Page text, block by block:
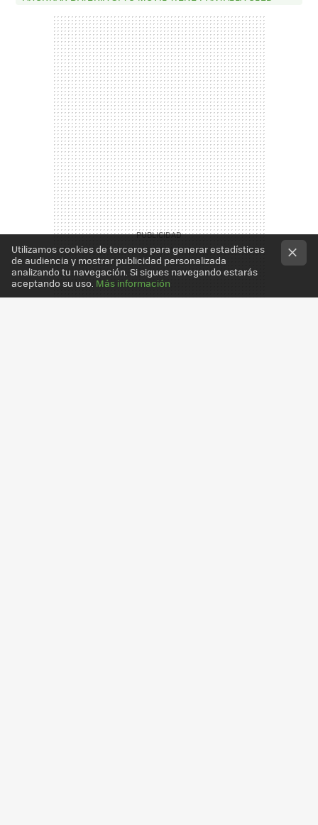
Utilizamos cookies de terceros para generar estadísticas
de audiencia y mostrar publicidad personalizada
analizando tu navegación. Si sigues navegando estarás
aceptando su uso. Más información